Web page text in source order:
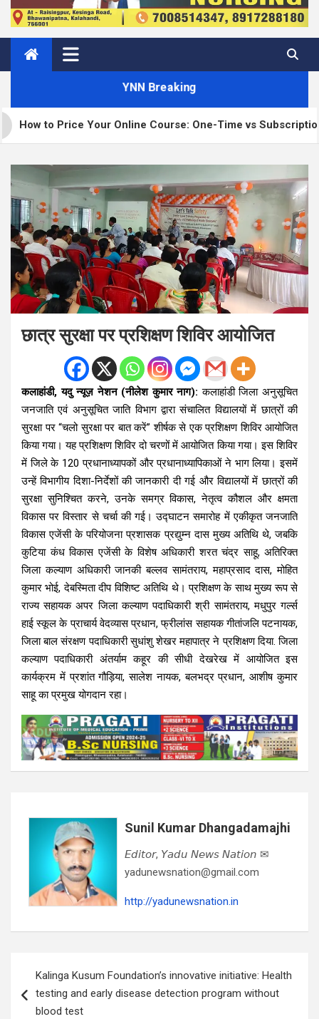
YNN Breaking
Your Online Course: One-Time vs Subscription vs
छात्र सुरक्षा पर प्रशिक्षण शिविर आयोजित
कलाहांडी, यदु न्यूज़ नेशन (नीलेश कुमार नाग): कलाहांडी जिला अनुसूचित
जनजाति एवं अनुसूचित जाति विभाग द्वारा संचालित विद्यालयों में छात्रों की
सुरक्षा पर “चलो सुरक्षा पर बात करें” शीर्षक से एक प्रशिक्षण शिविर आयोजित
किया गया। यह प्रशिक्षण शिविर दो चरणों में आयोजित किया गया। इस शिविर
में जिले के 120 प्रधानाध्यापकों और प्रधानाध्यापिकाओं ने भाग लिया। इसमें
उन्हें विभागीय दिशा-निर्देशों की जानकारी दी गई और विद्यालयों में छात्रों की
सुरक्षा सुनिश्चित करने, उनके समग्र विकास, नेतृत्व कौशल और क्षमता
विकास पर विस्तार से चर्चा की गई। उद्घाटन समारोह में एकीकृत जनजाति
विकास एजेंसी के परियोजना प्रशासक प्रद्युम्न दास मुख्य अतिथि थे, जबकि
कुटिया कंध विकास एजेंसी के विशेष अधिकारी शरत चंद्र साहू, अतिरिक्त
जिला कल्याण अधिकारी जानकी बल्लव सामंतराय, महाप्रसाद दास, मोहित
कुमार भोई, देबस्मिता दीप विशिष्ट अतिथि थे। प्रशिक्षण के साथ मुख्य रूप से
राज्य सहायक अपर जिला कल्याण पदाधिकारी श्री सामंतराय, मधुपुर गर्ल्स
हाई स्कूल के प्राचार्य वेदव्यास प्रधान, फ्रीलांस सहायक गीतांजलि पटनायक,
जिला बाल संरक्षण पदाधिकारी सुधांशु शेखर महापात्र ने प्रशिक्षण दिया. जिला
कल्याण पदाधिकारी अंतर्याम कहूर की सीधी देखरेख में आयोजित इस
कार्यक्रम में प्रशांत गौड़िया, सालेश नायक, बलभद्र प्रधान, आशीष कुमार
साहू का प्रमुख योगदान रहा।
Sunil Kumar Dhangadamajhi
𝘌𝘥𝘪𝘵𝘰𝘳, 𝘠𝘢𝘥𝘶 𝘕𝘦𝘸𝘴 𝘕𝘢𝘵𝘪𝘰𝘯 ✉
yadunewsnation@gmail.com
http://yadunewsnation.in
navigation
Kalinga Kusum Foundation’s innovative initiative: Health
testing and early disease detection program without
blood test